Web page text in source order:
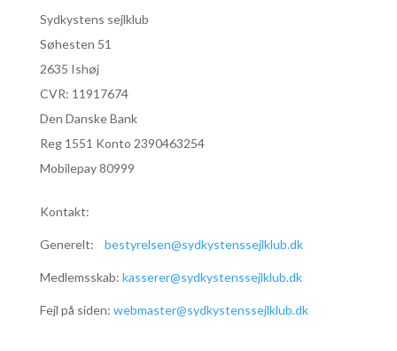
Sydkystens sejlklub
Søhesten 51
2635 Ishøj
CVR: 11917674
Den Danske Bank
Reg 1551 Konto 2390463254
Mobilepay 80999
Kontakt:
Generelt: bestyrelsen@sydkystenssejlklub.dk
Medlemsskab: kasserer@sydkystenssejlklub.dk
Fejl på siden: webmaster@sydkystenssejlklub.dk